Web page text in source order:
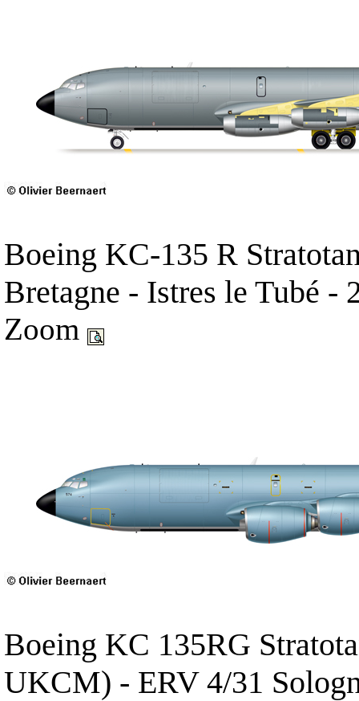
Boeing KC-135 R
Bretagne - Istres le Tubé -
Zoom
Boeing KC 135RG
UKCM) - ERV 4/31